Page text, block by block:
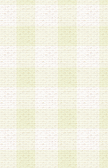
るためのログイン
告する登録情報の全
てはならないものと
Ｄおよびパスワード
ワードの管理
イト内にて本サービ
当社から付与された